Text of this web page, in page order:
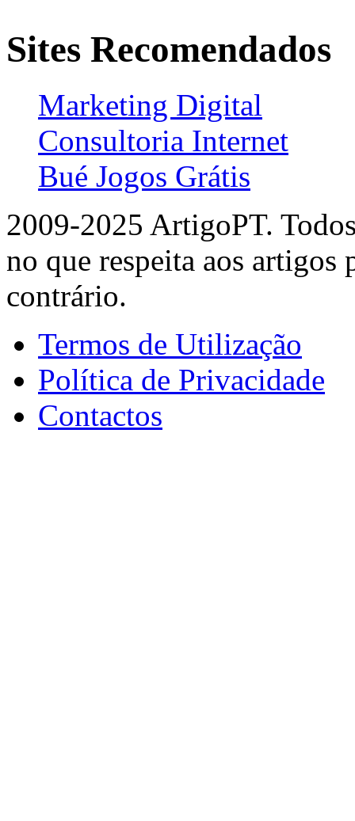
Sites Recomendados
Marketing Digital
Consultoria Internet
Bué Jogos Grátis
2009-2025 ArtigoPT.
no que respeita aos artigos
contrário.
Termos de Utilização
Política de Privacidade
Contactos